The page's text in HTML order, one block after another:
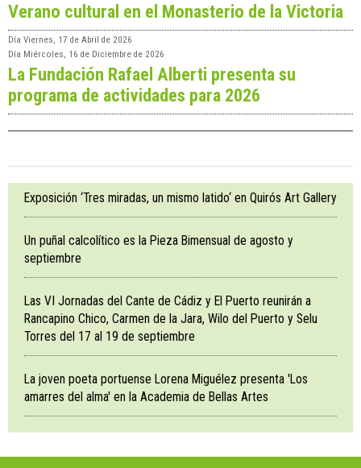
Verano cultural en el Monasterio de la Victoria
Día Viernes, 17 de Abril de 2026
Día Miércoles, 16 de Diciembre de 2026
La Fundación Rafael Alberti presenta su
programa de actividades para 2026
Exposición ‘Tres miradas, un mismo latido‘ en Quirós Art Gallery
Un puñal calcolítico es la Pieza Bimensual de agosto y
septiembre
Las VI Jornadas del Cante de Cádiz y El Puerto reunirán a
Rancapino Chico, Carmen de la Jara, Wilo del Puerto y Selu
Torres del 17 al 19 de septiembre
La joven poeta portuense Lorena Miguélez presenta 'Los
amarres del alma' en la Academia de Bellas Artes